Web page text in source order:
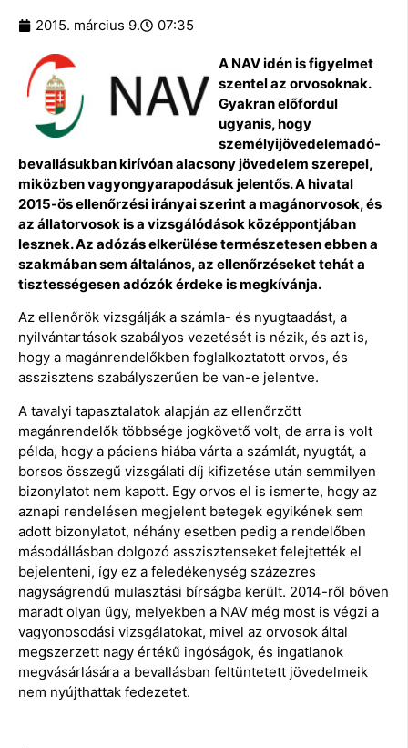
2015. március 9. 07:35
A NAV idén is figyelmet
szentel az orvosoknak.
Gyakran előfordul
ugyanis, hogy
személyijövedelemadó-
bevallásukban kirívóan alacsony jövedelem szerepel,
miközben vagyongyarapodásuk jelentős. A hivatal
2015-ös ellenőrzési irányai szerint a magánorvosok, és
az állatorvosok is a vizsgálódások középpontjában
lesznek. Az adózás elkerülése természetesen ebben a
szakmában sem általános, az ellenőrzéseket tehát a
tisztességesen adózók érdeke is megkívánja.
Az ellenőrök vizsgálják a számla- és nyugtaadást, a
nyilvántartások szabályos vezetését is nézik, és azt is,
hogy a magánrendelőkben foglalkoztatott orvos, és
asszisztens szabályszerűen be van-e jelentve.
A tavalyi tapasztalatok alapján az ellenőrzött
magánrendelők többsége jogkövető volt, de arra is volt
példa, hogy a páciens hiába várta a számlát, nyugtát, a
borsos összegű vizsgálati díj kifizetése után semmilyen
bizonylatot nem kapott. Egy orvos el is ismerte, hogy az
aznapi rendelésen megjelent betegek egyikének sem
adott bizonylatot, néhány esetben pedig a rendelőben
másodállásban dolgozó asszisztenseket felejtették el
bejelenteni, így ez a feledékenység százezres
nagyságrendű mulasztási bírságba került. 2014-ről bőven
maradt olyan ügy, melyekben a NAV még most is végzi a
vagyonosodási vizsgálatokat, mivel az orvosok által
megszerzett nagy értékű ingóságok, és ingatlanok
megvásárlására a bevallásban feltüntetett jövedelmeik
nem nyújthattak fedezetet.